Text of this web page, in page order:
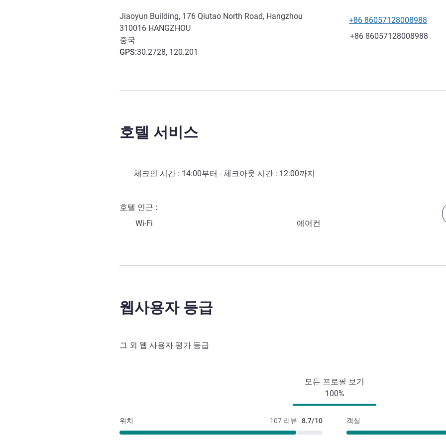
Jiaoyun Building, 176 Qiutao North Road, Hangzhou
310016 HANGZHOU
중국
GPS:30.2728, 120.201
전화
+86 86057128008988
팩스
+86 86057128008988
호텔 서비스
체크인 시간 : 14:00부터 - 체크아웃 시간 : 12:00까지
호텔 인근
Wi-Fi
에어컨
웹사용자 등급
그 외 웹 사용자 평가 등급
모든 프로필 보기
100%
107 리뷰 8.7/10
위치 객실